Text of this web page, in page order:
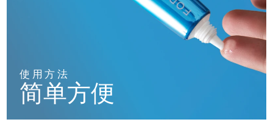
使用方法
简单方便